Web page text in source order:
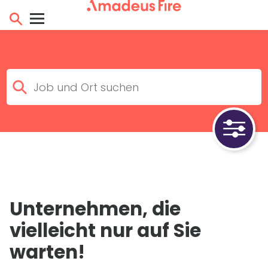
Unternehmen, die
vielleicht nur auf Sie
warten!